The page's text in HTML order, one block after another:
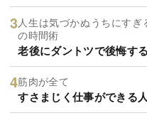
人生は気づかぬうちにす
の時間術
老後にダントツで後悔す
筋肉が全て
すさまじく仕事ができる